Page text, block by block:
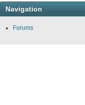
Navigation
Forums